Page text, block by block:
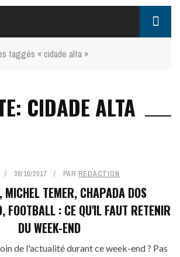
taggés « cidade alta »
CIDADE ALTA
30/10/2017 PAR REDACTION
MICHEL TEMER, CHAPADA DOS
FOOTBALL : CE QU'IL FAUT RETENIR
DU WEEK-END
de l'actualité durant ce week-end ? Pas